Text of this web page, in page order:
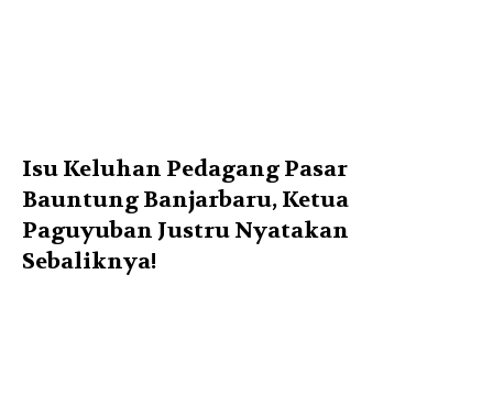
Isu Keluhan Pedagang Pasar
Bauntung Banjarbaru, Ketua
Paguyuban Justru Nyatakan
Sebaliknya!